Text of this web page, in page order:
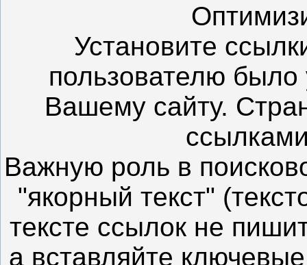
Установите
пользователю
Вашему сайту.
Важную роль в
"якорный текст"
тексте ссылок не
а вставляйте